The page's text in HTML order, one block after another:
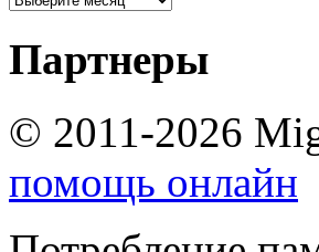
Партнеры
© 2011-2026
помощь онлайн